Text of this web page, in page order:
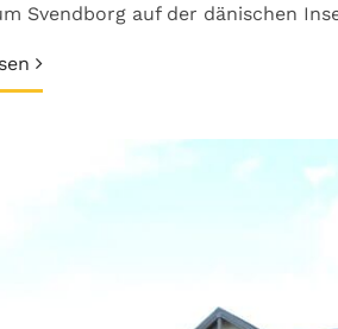
Svendborg auf der dänischen